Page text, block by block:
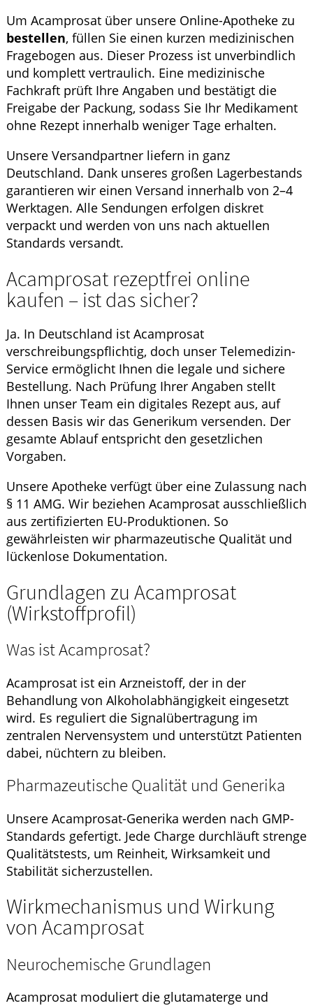
Um Acamprosat über unsere Online-Apotheke zu
bestellen, füllen Sie einen kurzen medizinischen
Fragebogen aus. Dieser Prozess ist unverbindlich
und komplett vertraulich. Eine medizinische
Fachkraft prüft Ihre Angaben und bestätigt die
Freigabe der Packung, sodass Sie Ihr Medikament
ohne Rezept innerhalb weniger Tage erhalten.
Unsere Versandpartner liefern in ganz
Deutschland. Dank unseres großen Lagerbestands
garantieren wir einen Versand innerhalb von 2–4
Werktagen. Alle Sendungen erfolgen diskret
verpackt und werden von uns nach aktuellen
Standards versandt.
Acamprosat rezeptfrei online
kaufen – ist das sicher?
Ja. In Deutschland ist Acamprosat
verschreibungspflichtig, doch unser Telemedizin-
Service ermöglicht Ihnen die legale und sichere
Bestellung. Nach Prüfung Ihrer Angaben stellt
Ihnen unser Team ein digitales Rezept aus, auf
dessen Basis wir das Generikum versenden. Der
gesamte Ablauf entspricht den gesetzlichen
Vorgaben.
Unsere Apotheke verfügt über eine Zulassung nach
§ 11 AMG. Wir beziehen Acamprosat ausschließlich
aus zertifizierten EU-Produktionen. So
gewährleisten wir pharmazeutische Qualität und
lückenlose Dokumentation.
Grundlagen zu Acamprosat
(Wirkstoffprofil)
Was ist Acamprosat?
Acamprosat ist ein Arzneistoff, der in der
Behandlung von Alkoholabhängigkeit eingesetzt
wird. Es reguliert die Signalübertragung im
zentralen Nervensystem und unterstützt Patienten
dabei, nüchtern zu bleiben.
Pharmazeutische Qualität und Generika
Unsere Acamprosat-Generika werden nach GMP-
Standards gefertigt. Jede Charge durchläuft strenge
Qualitätstests, um Reinheit, Wirksamkeit und
Stabilität sicherzustellen.
Wirkmechanismus und Wirkung
von Acamprosat
Neurochemische Grundlagen
Acamprosat moduliert die glutamaterge und